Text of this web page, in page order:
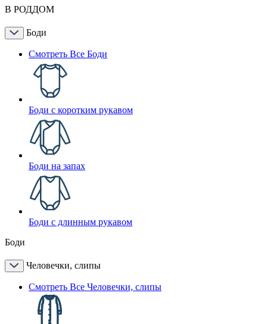
В РОДДОМ
Боди
Смотреть Все Боди
Боди с коротким рукавом
Боди на запах
Боди с длинным рукавом
Боди
Человечки, слипы
Смотреть Все Человечки, слипы